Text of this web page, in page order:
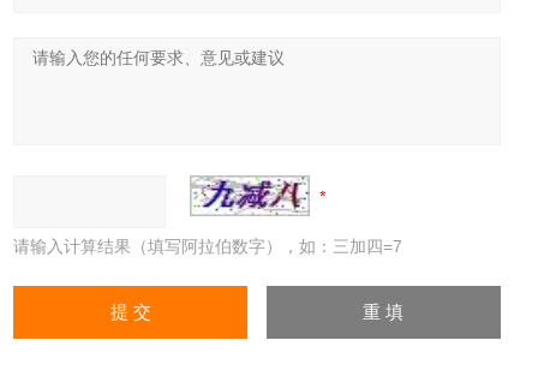
请输入计算结果（填写阿拉伯数字），如：三加四=7